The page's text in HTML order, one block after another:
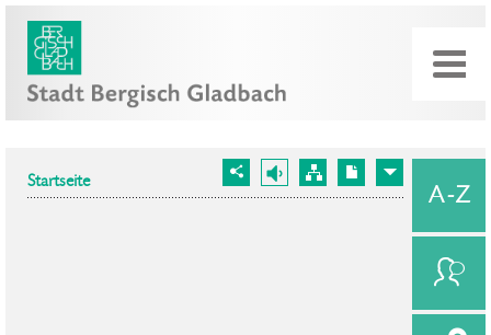
Startseite